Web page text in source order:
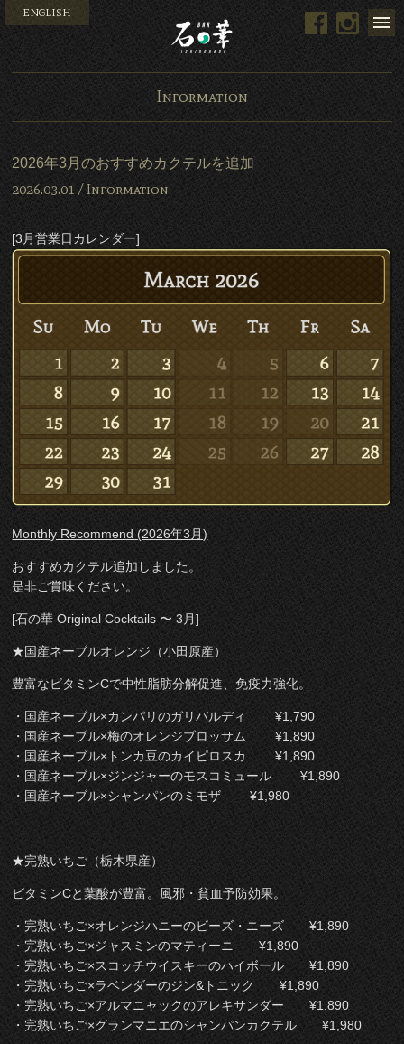
Bar 石の華 -BAR
ENGLISH Facebook
Information
2026年3月のおすすめカクテルを追加
2026.03.01 /Information
[3月営業日カレンダー]
Monthly Recommend (2026年3月)
おすすめカクテル追加しました。
是非ご賞味ください。
[石の華 Original Cocktails 〜 3月]
★国産ネーブルオレンジ（小田原産）
豊富なビタミンCで中性脂肪分解促進、免疫力強化。
・国産ネーブル×カンパリのガリバルディ ¥1,790
・国産ネーブル×梅のオレンジブロッサム ¥1,890
・国産ネーブル×トンカ豆のカイピロスカ ¥1,890
・国産ネーブル×ジンジャーのモスコミュール ¥1,890
・国産ネーブル×シャンパンのミモザ ¥1,980
★完熟いちご（栃木県産）
ビタミンCと葉酸が豊富。風邪・貧血予防効果。
・完熟いちご×オレンジハニーのビーズ・ニーズ ¥1,890
・完熟いちご×ジャスミンのマティーニ ¥1,890
・完熟いちご×スコッチウイスキーのハイボール ¥1,890
・完熟いちご×ラベンダーのジン&トニック ¥1,890
・完熟いちご×アルマニャックのアレキサンダー ¥1,890
・完熟いちご×グランマニエのシャンパンカクテル ¥1,980